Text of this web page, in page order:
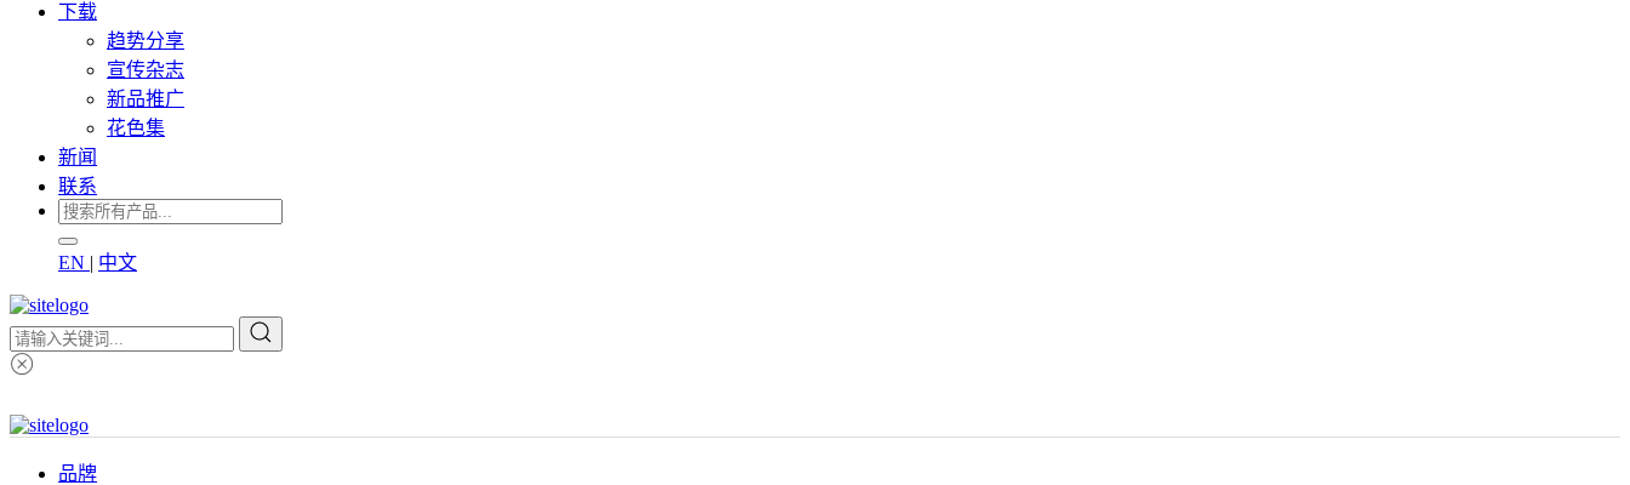
下载
趋势分享
宣传杂志
新品推广
花色集
新闻
联系
EN | 中文
品牌